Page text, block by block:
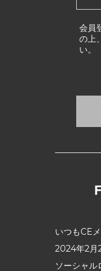
会員
の上
い。
いつもCE
2024年2月
ソーシャ